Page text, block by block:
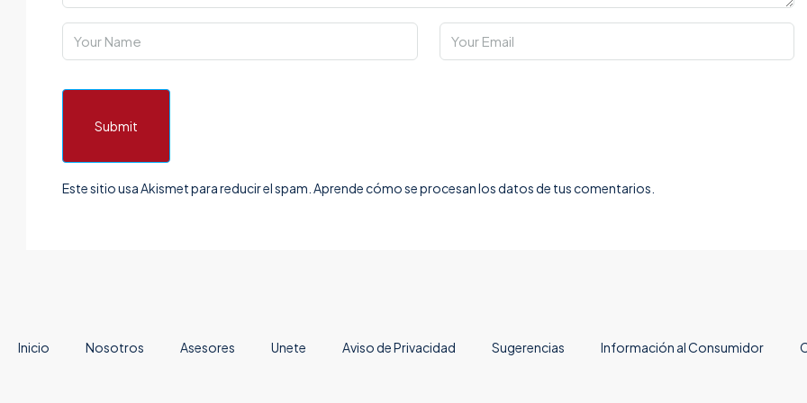
Submit
Este sitio usa Akismet para reducir el spam. Aprende cómo se procesan los datos de tus comentarios.
Inicio Nosotros Asesores Unete Aviso de Privacidad Sugerencias Información al Consumidor